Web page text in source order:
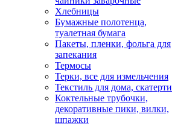
Хлебницы
Бумажные полотенца,
туалетная бумага
Пакеты, пленки, фольга для
запекания
Термосы
Терки, все для измельчения
Текстиль для дома, скатерти
Коктельные трубочки,
декоративные пики, вилки,
шпажки